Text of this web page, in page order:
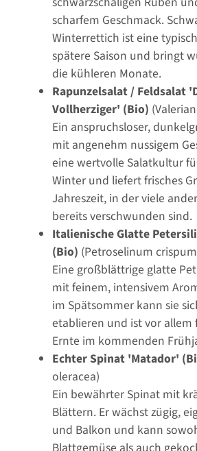
scharfem Geschmack.
Winterrettich ist eine
spätere Saison und bringt
die kühleren Monate.
Rapunzelsalat / Feldsalat
Vollherziger' (Bio)
Ein anspruchsloser,
mit angenehm nussigem
eine wertvolle Salatkultur
Winter und liefert frisches
Jahreszeit, in der viele
bereits verschwunden sind.
Italienische Glatte
(Bio) (Petroselinum
Eine großblättrige glatte
mit feinem, intensivem
im Spätsommer kann sie
etablieren und ist vor allem
Ernte im kommenden
Echter Spinat 'Matador'
oleracea)
Ein bewährter Spinat mit
Blättern. Er wächst zügig,
und Balkon und kann